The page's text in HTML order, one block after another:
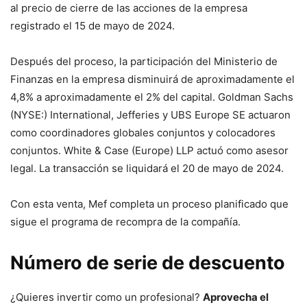
al precio de cierre de las acciones de la empresa
registrado el 15 de mayo de 2024.
Después del proceso, la participación del Ministerio de
Finanzas en la empresa disminuirá de aproximadamente el
4,8% a aproximadamente el 2% del capital. Goldman Sachs
(NYSE:) International, Jefferies y UBS Europe SE actuaron
como coordinadores globales conjuntos y colocadores
conjuntos. White & Case (Europe) LLP actuó como asesor
legal. La transacción se liquidará el 20 de mayo de 2024.
Con esta venta, Mef completa un proceso planificado que
sigue el programa de recompra de la compañía.
Número de serie de descuento
¿Quieres invertir como un profesional? Aprovecha el